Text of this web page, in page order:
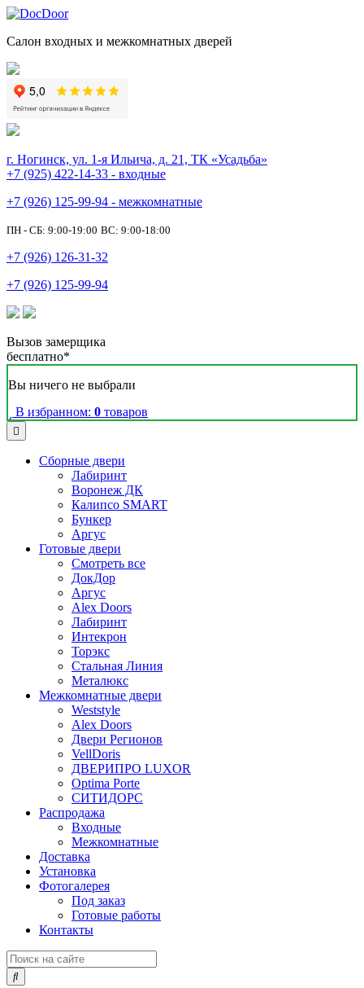
Салон входных и межкомнатных дверей
г. Ногинск, ул. 1-я Ильича, д. 21, ТК «Усадьба»
+7 (925) 422-14-33 - входные
+7 (926) 125-99-94 - межкомнатные
ПН - СБ: 9:00-19:00 ВС: 9:00-18:00
+7 (926) 126-31-32
+7 (926) 125-99-94
Вызов замерщика
бесплатно*
Вы ничего не выбрали
В избранном: 0 товаров
Сборные двери
Лабиринт
Воронеж ДК
Калипсо SMART
Бункер
Аргус
Готовые двери
Смотреть все
ДокДор
Аргус
Alex Doors
Лабиринт
Интекрон
Торэкс
Стальная Линия
Металюкс
Межкомнатные двери
Weststyle
Alex Doors
Двери Регионов
VellDoris
ДВЕРИПРО LUXOR
Optima Porte
СИТИДОРС
Распродажа
Входные
Межкомнатные
Доставка
Установка
Фотогалерея
Под заказ
Готовые работы
Контакты